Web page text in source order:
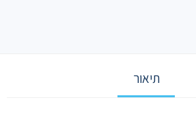
תיאור